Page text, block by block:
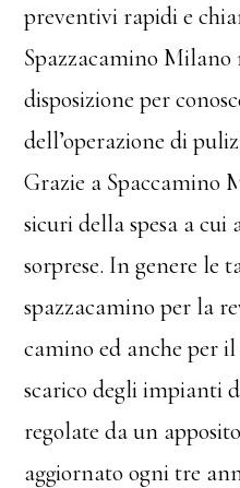
preventivi rapidi e
Spazzacamino Milano
disposizione per
dell’operazione di
Grazie a Spaccamino
sicuri della spesa a
sorprese. In genere le
spazzacamino per la
camino ed anche per
scarico degli impianti
regolate da un
aggiornato ogni tre